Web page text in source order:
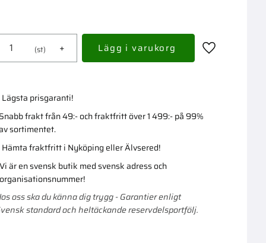
st + Lägg till i
Lägsta prisgaranti!
Snabb frakt från 49:- och fraktfritt över 1 499:- på 99%
sortimentet.
Hämta fraktfritt i Nyköping eller Älvsered!
Vi är en svensk butik med svensk adress och
organisationsnummer!
oss ska du känna dig trygg - Garantier enligt
standard och heltäckande reservdelsportfölj.